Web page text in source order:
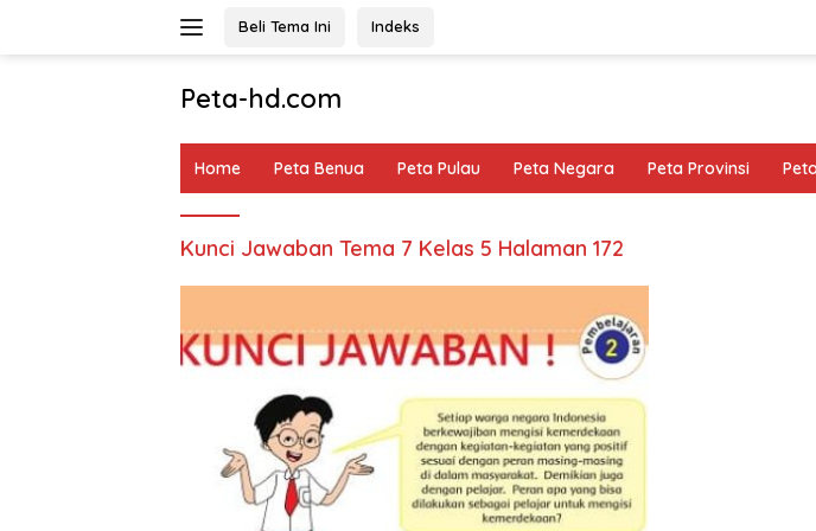
Beli Tema Ini Indeks
Peta-hd.com
Gambar
HD
Home Peta Benua Peta Pulau Peta Negara Peta Provinsi
Kunci Jawaban Tema 7 Kelas 5 Halaman 172